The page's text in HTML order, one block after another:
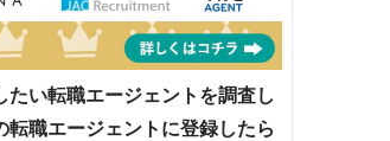
たい転職エージェントを調査し
転職エージェントに登録したら